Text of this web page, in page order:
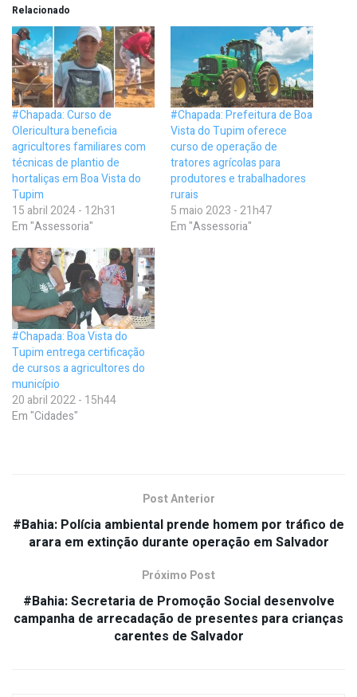
Relacionado
#Chapada: Curso de
Olericultura beneficia
agricultores familiares com
técnicas de plantio de
hortaliças em Boa Vista do
Tupim
15 abril 2024 - 12h31
Em "Assessoria"
#Chapada: Prefeitura de Boa
Vista do Tupim oferece
curso de operação de
tratores agrícolas para
produtores e trabalhadores
rurais
5 maio 2023 - 21h47
Em "Assessoria"
#Chapada: Boa Vista do
Tupim entrega certificação
de cursos a agricultores do
município
20 abril 2022 - 15h44
Em "Cidades"
Post Anterior
#Bahia: Polícia ambiental prende homem por tráfico de
arara em extinção durante operação em Salvador
Próximo Post
#Bahia: Secretaria de Promoção Social desenvolve
campanha de arrecadação de presentes para crianças
carentes de Salvador